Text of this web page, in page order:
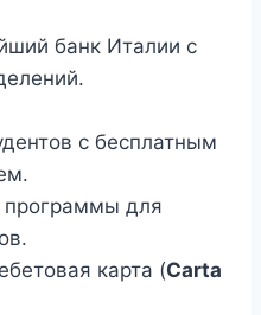
банк Италии с
с бесплатным
для
карта (Carta